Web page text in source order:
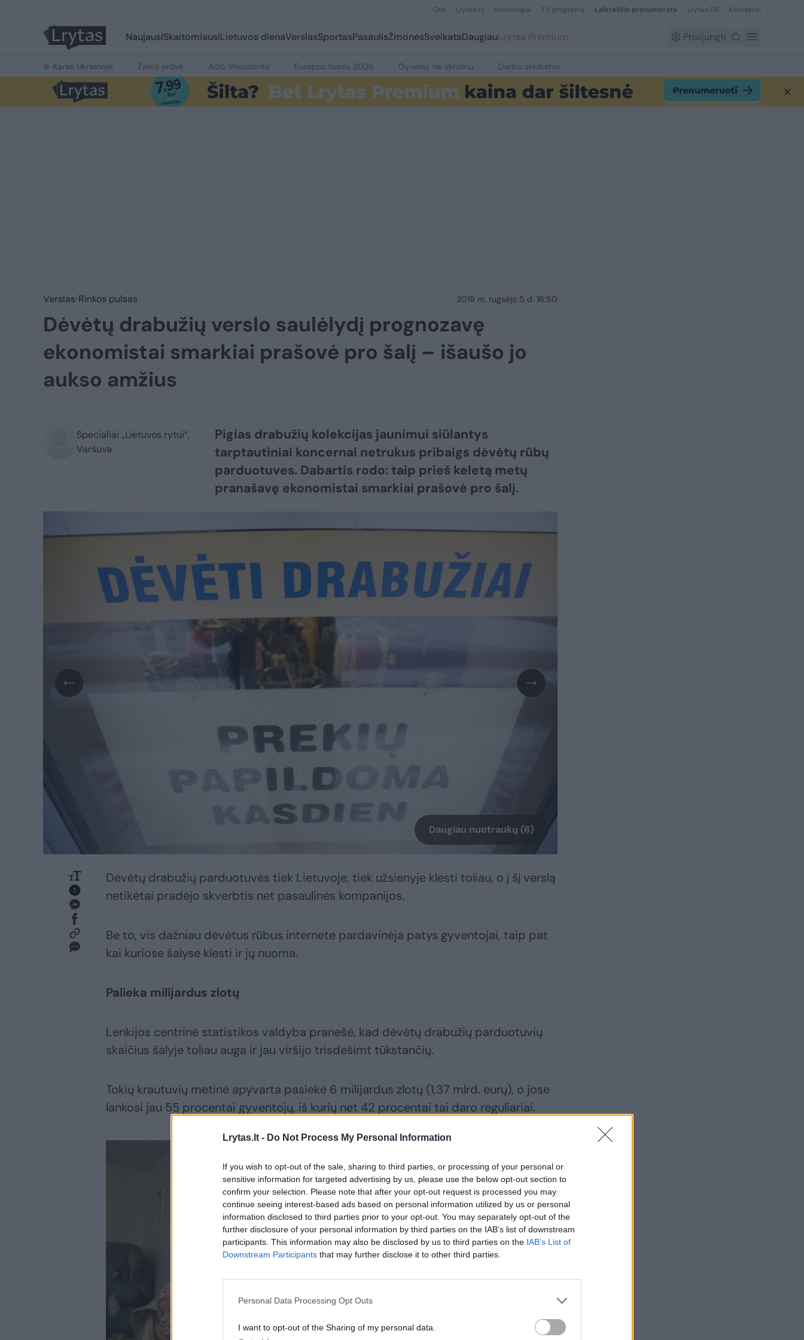
Lrytas.lt - Do Not Process My Personal Information
If you wish to opt-out of the sale, sharing to third parties, or processing of your personal or
sensitive information for targeted advertising by us, please use the below opt-out section to
confirm your selection. Please note that after your opt-out request is processed you may
continue seeing interest-based ads based on personal information utilized by us or personal
information disclosed to third parties prior to your opt-out. You may separately opt-out of the
further disclosure of your personal information by third parties on the IAB’s list of downstream
participants. This information may also be disclosed by us to third parties on the IAB’s List of
Downstream Participants that may further disclose it to other third parties.
Personal Data Processing Opt Outs
I want to opt-out of the Sharing of my personal data.
Orai Lrytas.tv Horoskopai TV programa Laikraščio prenumerata Lrytas EN Kontaktai
NaujausiSkaitomiausiLietuvos dienaVerslasSportasPasaulisŽmonėsSveikataDaugiauLrytas Premium Prisijungti
Karas Ukrainoje Žalioji erdvė Ačiū, Prezidente Europos burės 2026 Gyvenu, ne skrolinu Darbo skelbimai
Verslas Rinkos pulsas 2019 m. rugsėjo 5 d. 16:50
Dėvėtų drabužių verslo saulėlydį prognozavę
ekonomistai smarkiai prašovė pro šalį – išaušo jo
aukso amžius
Specialiai „Lietuvos rytui“,
Varšuva
Pigias drabužių kolekcijas jaunimui siūlantys
tarptautiniai koncernai netrukus pribaigs dėvėtų rūbų
parduotuves. Dabartis rodo: taip prieš keletą metų
pranašavę ekonomistai smarkiai prašovė pro šalį.
Daugiau nuotraukų (6)
Dėvėtų drabužių parduotuvės tiek Lietuvoje, tiek užsienyje klesti toliau, o į šį verslą
netikėtai pradėjo skverbtis net pasaulinės kompanijos.
Be to, vis dažniau dėvėtus rūbus internete pardavinėja patys gyventojai, taip pat
kai kuriose šalyse klesti ir jų nuoma.
Palieka milijardus zlotų
Lenkijos centrinė statistikos valdyba pranešė, kad dėvėtų drabužių parduotuvių
skaičius šalyje toliau auga ir jau viršijo trisdešimt tūkstančių.
Tokių krautuvių metinė apyvarta pasiekė 6 milijardus zlotų (1,37 mlrd. eurų), o jose
lankosi jau 55 procentai gyventojų, iš kurių net 42 procentai tai daro reguliariai.